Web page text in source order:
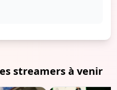
streamers à venir